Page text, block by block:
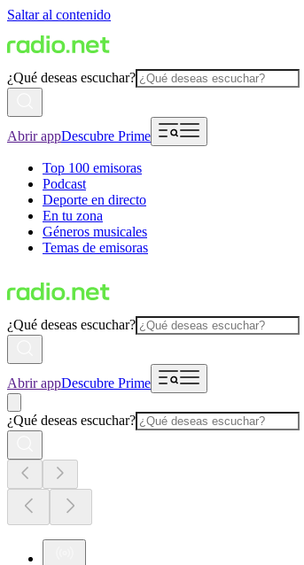
Saltar al contenido
¿Qué deseas escuchar?
Abrir appDescubre Prime
Top 100 emisoras
Podcast
Deporte en directo
En tu zona
Géneros musicales
Temas de emisoras
¿Qué deseas escuchar?
Abrir appDescubre Prime
¿Qué deseas escuchar?